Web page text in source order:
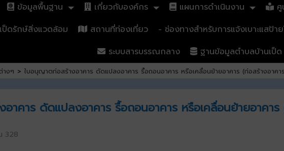
ข้อมูลพื้นฐาน เกี่ยวกับองค์กร แผนการดำเนินงาน
ป็ดรักษ์สิ่งแวดล้อม สถานที่ท่องเที่ยว
- ช่องทางสำหรับการแจ้งเบาะแสป้
ระบบสารบรรณกลาง
ฐานข้อมูลตำบลบ้านเป็ด
างๆ > ใบอนุญาตก่อสร้างอาคาร ดัดแปลงอาคาร รื้อถอนอาคาร หรือเคลื่อนย้ายอาคาร (ก่อสร้างอาคา
าคาร ดัดแปลงอาคาร รื้อถอนอาคาร หรือเคลื่อนย้ายอาคาร
328